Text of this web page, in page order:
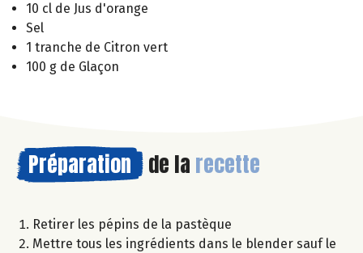
10 cl de Jus d'orange
Sel
1 tranche de Citron vert
100 g de Glaçon
Préparation de la recette
Retirer les pépins de la pastèque
Mettre tous les ingrédients dans le blender sauf le